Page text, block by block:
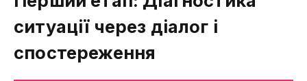
ситуації через діалог і
спостереження